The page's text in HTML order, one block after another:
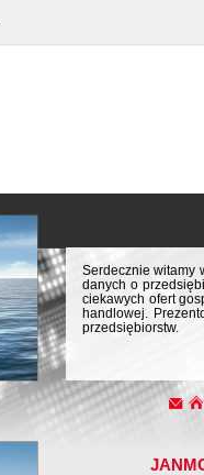
Serdecznie witamy
danych o
ciekawych ofert
handlowej.
przedsiębiorstw.